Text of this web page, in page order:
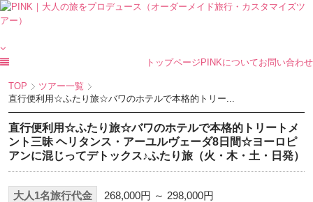
トップページ PINKについてお問い合わせ
TOP
ツアー一覧
直行便利用☆ふたり旅☆バワのホテルで本格的トリー...
直行便利用☆ふたり旅☆バワのホテルで本格的トリートメ
ント三昧 ヘリタンス・アーユルヴェーダ8日間☆ヨーロピ
アンに混じってデトックス♪ふたり旅（火・木・土・日発）
大人1名旅行代金 268,000円 ～ 298,000円